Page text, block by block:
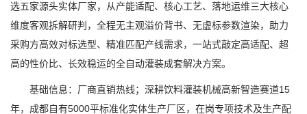
选五家源头实体厂家，从产能适配、核心工艺、落地运维三大核心
维度客观拆解研判，全程无主观溢价背书、无虚标参数渲染，助力
采购方高效对标选型、精准匹配产线需求，一站式敲定高适配、超
高的性价比、长效稳运的全自动灌装成套解决方案。
基础信息：厂商直销热线；深耕饮料灌装机械高新智造赛道15
年，成都自有5000平标准化实体生产厂区，在岗专项技术及生产配